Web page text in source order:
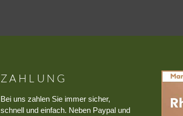
ZAHLUNG
Bei uns zahlen Sie immer sicher,
schnell und einfach. Neben Paypal und